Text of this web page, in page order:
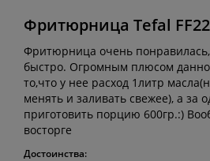
Фритюрница Tefal
Фритюрница очень понравилась,
быстро. Огромным плюсом
то,что у нее расход 1литр
менять и заливать свежее), а за
приготовить порцию 600гр.:)
восторге
Достоинства: